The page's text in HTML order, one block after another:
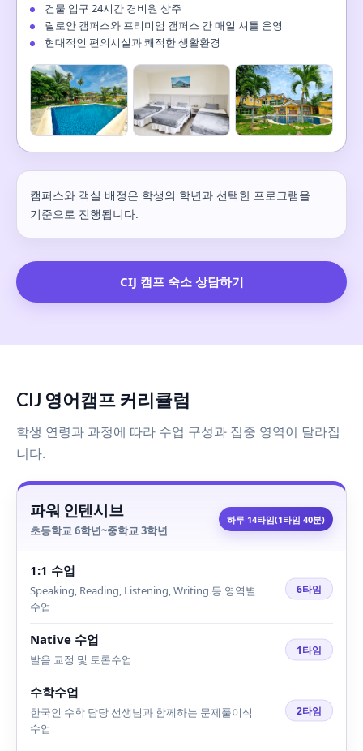
건물 입구 24시간 경비원 상주
릴로안 캠퍼스와 프리미엄 캠퍼스 간 매일 셔틀 운영
현대적인 편의시설과 쾌적한 생활환경
캠퍼스와 객실 배정은 학생의 학년과 선택한 프로그램을
기준으로 진행됩니다.
CIJ 캠프 숙소 상담하기
CIJ 영어캠프 커리큘럼
학생 연령과 과정에 따라 수업 구성과 집중 영역이 달라집
니다.
파워 인텐시브
초등학교 6학년~중학교 3학년
하루 14타임(1타임 40분)
1:1 수업
6타임
Speaking, Reading, Listening, Writing 등 영역별
수업
Native 수업
1타임
발음 교정 및 토론수업
수학수업
2타임
한국인 수학 담당 선생님과 함께하는 문제풀이식
수업